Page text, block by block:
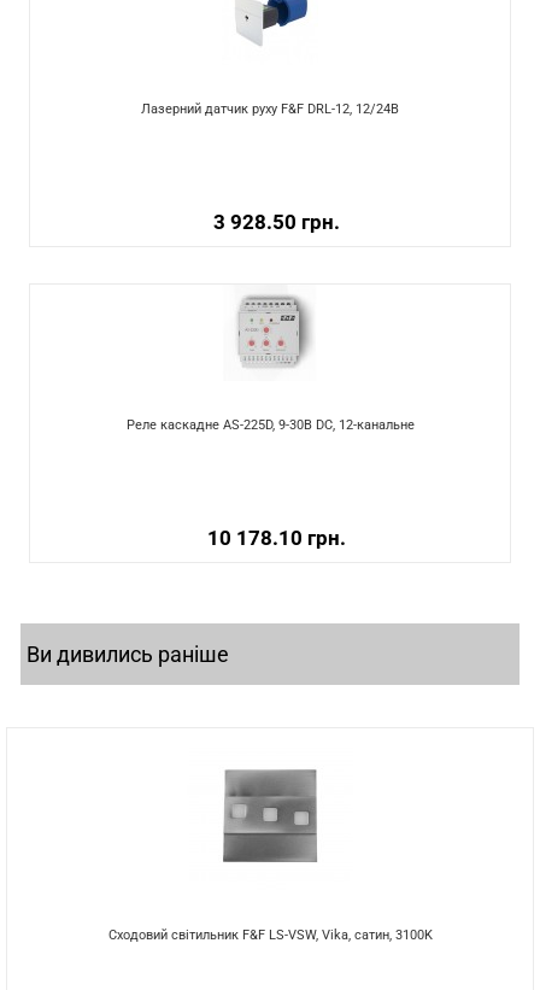
Лазерний датчик руху F&F DRL-12, 12/24В
3 928.50 грн.
Реле каскадне AS-225D, 9-30В DC, 12-канальне
10 178.10 грн.
Ви дивились раніше
Сходовий світильник F&F LS-VSW, Vika, сатин, 3100K